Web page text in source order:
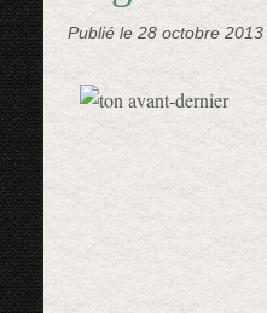
Publié le 28 octobre 2013